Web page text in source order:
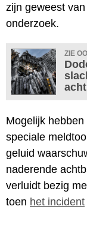
zijn geweest
onderzoek.
ZIE
Mogelijk
speciale
geluid
naderende
verluidt bezig
toen het incident